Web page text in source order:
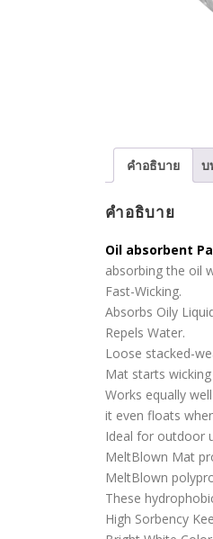
คำอธิบาย บ
คำอธิบาย
Oil absorbent
absorbing the oil
Fast-Wicking.
Absorbs Oily
Repels Water.
Loose stacked-
Mat starts
Works equally
it even floats
Ideal for outdoor
MeltBlown Mat
MeltBlown
These
High Sorbency